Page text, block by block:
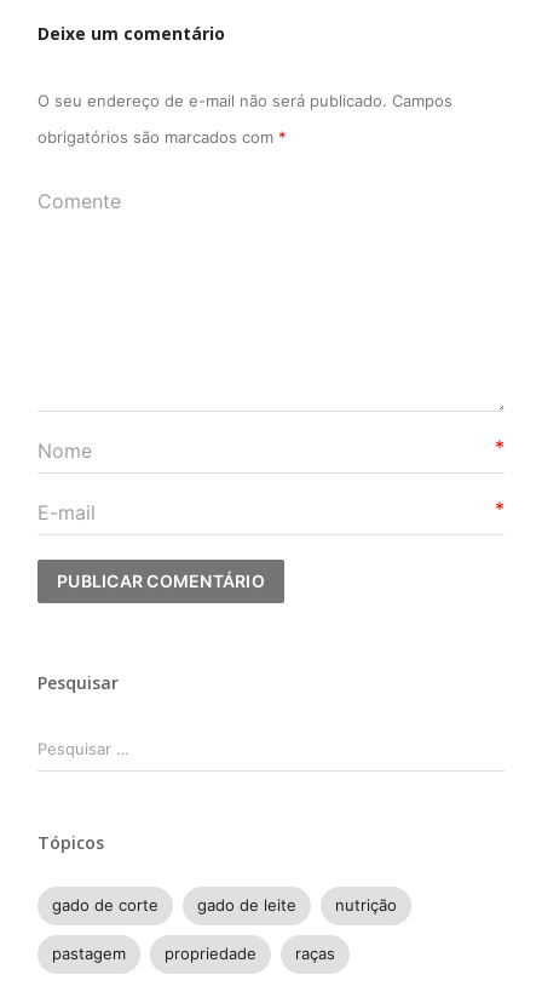
Deixe um comentário
O seu endereço de e-mail não será publicado. Campos
obrigatórios são marcados com *
*
*
Pesquisar
por:
Tópicos
gado de corte gado de leite nutrição
pastagem propriedade raças